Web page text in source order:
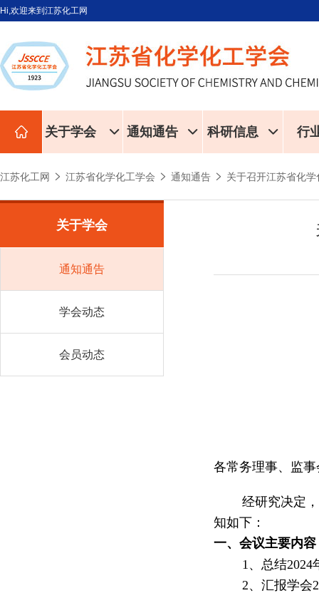
Hi,欢迎来到江苏化工网
关于学会 通知通告 科研信息 行
江苏化工网 江苏省化学化工学会 通知通告 关于召开江苏省化
关于学会
通知通告
学会动态
会员动态
各常务理事、监
经研究决定
知如下：
一、会议主要内容
1、总结2024
2、汇报学会